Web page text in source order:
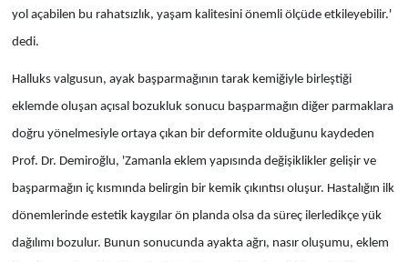
yol açabilen bu rahatsızlık, yaşam kalitesini önemli ölçüde etkileyebilir.'
dedi.
Halluks valgusun, ayak başparmağının tarak kemiğiyle birleştiği
eklemde oluşan açısal bozukluk sonucu başparmağın diğer parmaklara
doğru yönelmesiyle ortaya çıkan bir deformite olduğunu kaydeden
Prof. Dr. Demiroğlu, 'Zamanla eklem yapısında değişiklikler gelişir ve
başparmağın iç kısmında belirgin bir kemik çıkıntısı oluşur. Hastalığın ilk
dönemlerinde estetik kaygılar ön planda olsa da süreç ilerledikçe yük
dağılımı bozulur. Bunun sonucunda ayakta ağrı, nasır oluşumu, eklem